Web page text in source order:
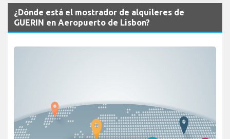
¿Dónde está el mostrador de alquileres de
GUERIN en Aeropuerto de Lisbon?